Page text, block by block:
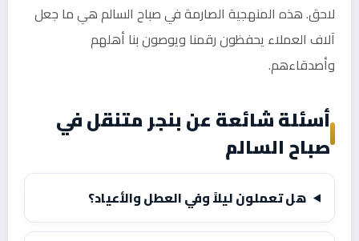
لاحق. هذه المنهجية الصارمة في صباح السالم هي ما جعل
آلاف العملاء يحفظون رقمنا ويوصون بنا أهلهم
وأصدقاءهم.
أسئلة شائعة عن بنجر متنقل في
صباح السالم
هل تعملون ليلاً وفي العطل والأعياد؟